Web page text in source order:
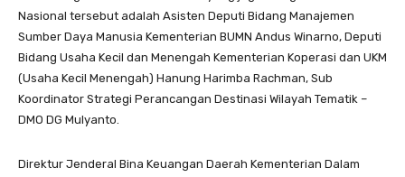
Nasional tersebut adalah Asisten Deputi Bidang Manajemen
Sumber Daya Manusia Kementerian BUMN Andus Winarno, Deputi
Bidang Usaha Kecil dan Menengah Kementerian Koperasi dan UKM
(Usaha Kecil Menengah) Hanung Harimba Rachman, Sub
Koordinator Strategi Perancangan Destinasi Wilayah Tematik –
DMO DG Mulyanto.
Direktur Jenderal Bina Keuangan Daerah Kementerian Dalam